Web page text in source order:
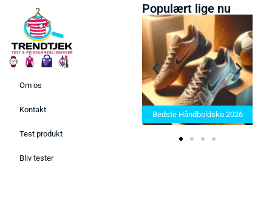
Om os
Kontakt
Test produkt
Bliv tester
Populært lige nu
Bedste Saunatæppe 2025 –
Find de bedste produkter her!
Bedste Håndboldsko 2026